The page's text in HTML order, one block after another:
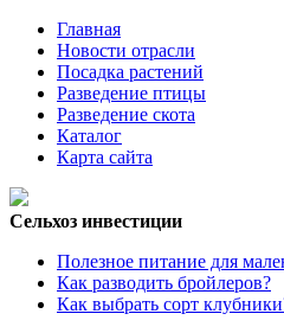
Главная
Новости отрасли
Посадка растений
Разведение птицы
Разведение скота
Каталог
Карта сайта
Сельхоз инвестиции
Полезное питание для
Как разводить бройлеров?
Как выбрать сорт